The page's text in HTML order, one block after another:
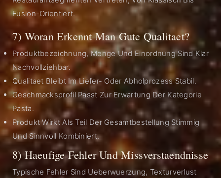
Fusion-Orientiert.
7) Woran Erkennt Man Gute Qualitaet?
Produktbezeichnung, Menge Und Einordnung Sind Klar
Nachvollziehbar.
Qualitaet Bleibt Im Liefer- Oder Abholprozess Stabil.
Geschmacksprofil Passt Zur Erwartung Der Kategorie
Pasta.
Produkt Wirkt Als Teil Der Gesamtbestellung Stimmig
Und Sinnvoll Kombiniert.
8) Haeufige Fehler Und Missverstaendnisse
Typische Fehler Sind Ueberwuerzung, Texturverlust